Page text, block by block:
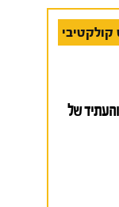
קולקטיבי
של